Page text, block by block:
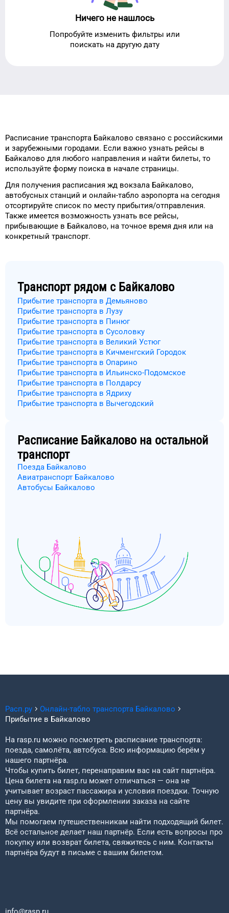
Ничего не нашлось
Попробуйте изменить фильтры или
поискать на другую дату
Расписание транспорта Байкалово связано с российскими
и зарубежными городами. Если важно узнать рейсы в
Байкалово для любого направления и найти билеты, то
используйте форму поиска в начале страницы.
Для получения расписания жд вокзала Байкалово,
автобусных станций и онлайн-табло аэропорта на сегодня
отсортируйте список по месту прибытия/отправления.
Также имеется возможность узнать все рейсы,
прибывающие в Байкалово, на точное время дня или на
конкретный транспорт.
Транспорт рядом с Байкалово
Прибытие транспорта в Демьяново
Прибытие транспорта в Лузу
Прибытие транспорта в Пинюг
Прибытие транспорта в Сусоловку
Прибытие транспорта в Великий Устюг
Прибытие транспорта в Кичменгский Городок
Прибытие транспорта в Опарино
Прибытие транспорта в Ильинско-Подомское
Прибытие транспорта в Полдарсу
Прибытие транспорта в Ядриху
Прибытие транспорта в Вычегодский
Расписание Байкалово на остальной
транспорт
Поезда Байкалово
Авиатранспорт Байкалово
Автобусы Байкалово
Расп.ру Онлайн-табло транспорта Байкалово
Прибытие в Байкалово
На rasp.ru можно посмотреть расписание транспорта:
поезда, самолёта, автобуса. Всю информацию берём у
нашего партнёра.
Чтобы купить билет, перенаправим вас на сайт партнёра.
Цена билета на rasp.ru может отличаться — она не
учитывает возраст пассажира и условия поездки. Точную
цену вы увидите при оформлении заказа на сайте
партнёра.
Мы помогаем путешественникам найти подходящий билет.
Всё остальное делает наш партнёр. Если есть вопросы про
покупку или возврат билета, свяжитесь с ним. Контакты
партнёра будут в письме с вашим билетом.